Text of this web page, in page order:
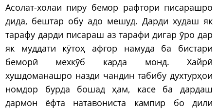
Асолат-холаи пиру бемор рафтори писарашро
дида, бештар обу адо мешуд. Дарди худаш як
тарафу дарди писараш аз тарафи дигар ӯро дар
як муддати кӯтоҳ афгор намуда ба бистари
беморӣ мехкӯб карда монд. Хайрӣ
хушдоманашро назди чандин табибу духтурҳои
номдор бурда бошад ҳам, касе ба дардаш
дармон ёфта натавониста кампир бо дили